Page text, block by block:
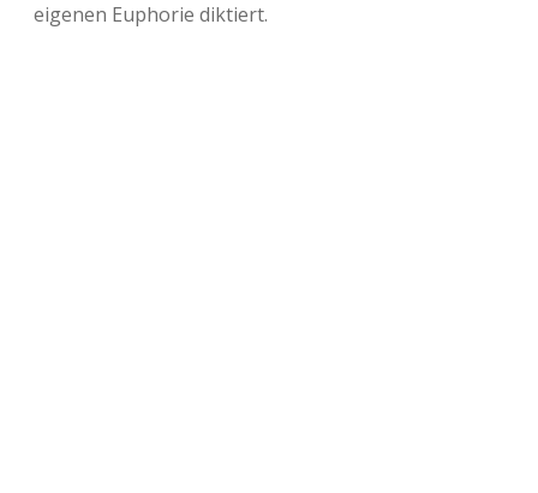
eigenen Euphorie diktiert.